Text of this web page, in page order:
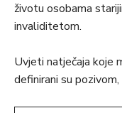
životu osobama
invaliditetom.
Uvjeti natječaja koje
definirani su